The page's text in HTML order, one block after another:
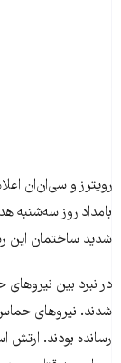
رویترز و سی‌ان‌ان
بامداد روز سه‌شنبه
شدید ساختمان این
در نبرد بین نیروهای
شدند. نیروهای حماس
رسانده بودند. ارتش